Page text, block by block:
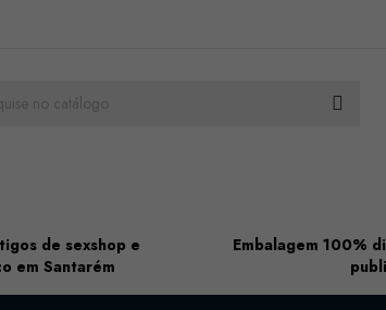
de sexshop e
em Santarém
Embalagem 100%